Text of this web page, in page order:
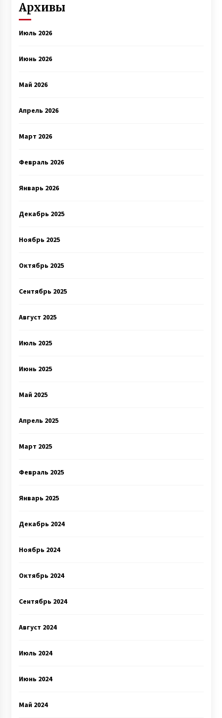
Архивы
Июль 2026
Июнь 2026
Май 2026
Апрель 2026
Март 2026
Февраль 2026
Январь 2026
Декабрь 2025
Ноябрь 2025
Октябрь 2025
Сентябрь 2025
Август 2025
Июль 2025
Июнь 2025
Май 2025
Апрель 2025
Март 2025
Февраль 2025
Январь 2025
Декабрь 2024
Ноябрь 2024
Октябрь 2024
Сентябрь 2024
Август 2024
Июль 2024
Июнь 2024
Май 2024